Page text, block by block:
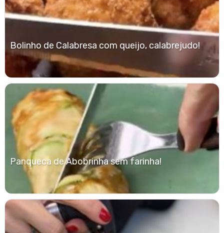
Bolinho de Calabresa com queijo, calabrejudo!
Panqueca de Abobrinha sem farinha!